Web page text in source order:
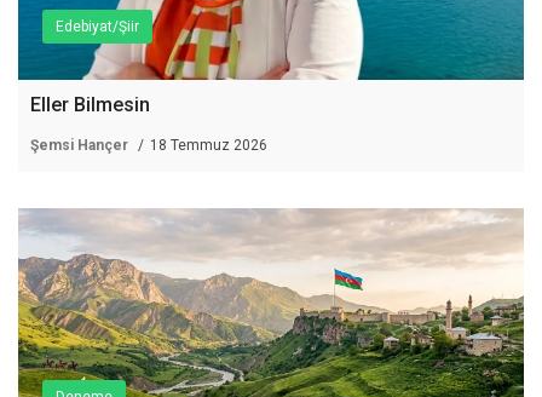
Edebiyat/Şiir
Eller Bilmesin
Şemsi Hançer 18 Temmuz 2026